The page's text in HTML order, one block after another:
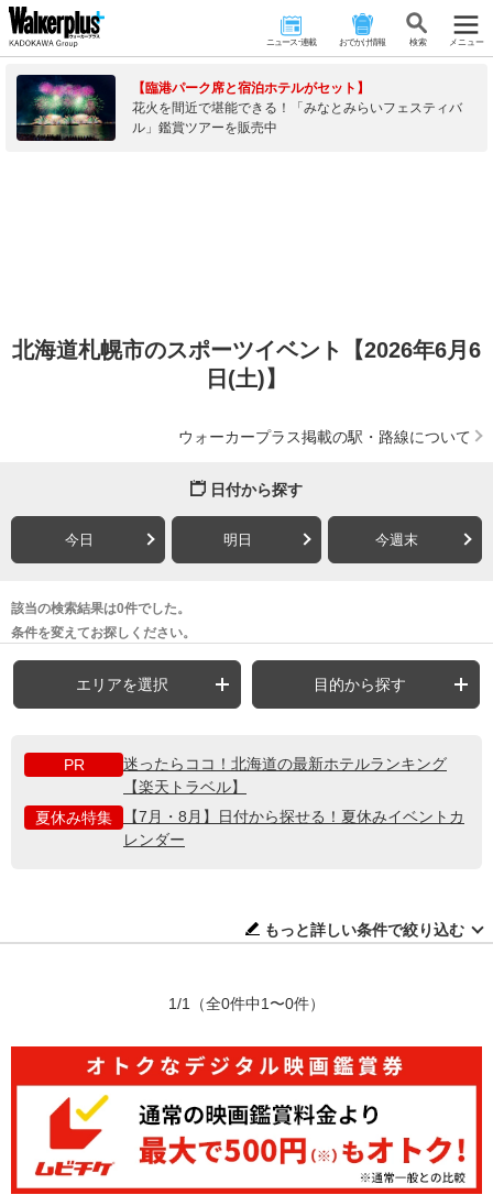
ニュース･連載 おでかけ情報 検 索 メニュー
【臨港パーク席と宿泊ホテルがセット】
花火を間近で堪能できる！「みなとみらいフェスティバ
ル」鑑賞ツアーを販売中
北海道札幌市のスポーツイベント【2026年6月6
日(土)】
ウォーカープラス掲載の駅・路線について
日付から探す
今日 明日 今週末
該当の検索結果は0件でした。
条件を変えてお探しください。
エリアを選択 目的から探す
PR
迷ったらココ！北海道の最新ホテルランキング
【楽天トラベル】
夏休み特集
【7月・8月】日付から探せる！夏休みイベントカ
レンダー
もっと詳しい条件で絞り込む
1/1 （全0件中1〜0件）